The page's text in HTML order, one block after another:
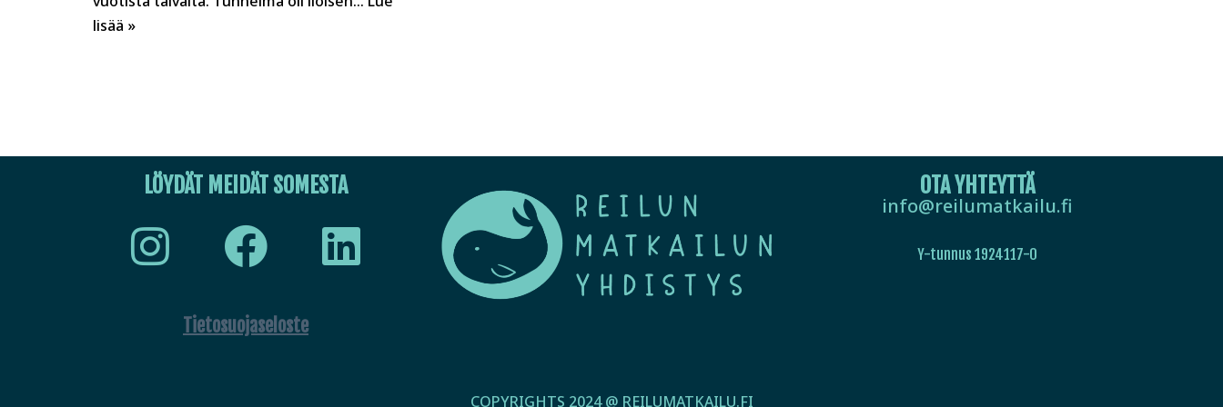
lisää »
LÖYDÄT MEIDÄT SOMESTA
Tietosuojaseloste
OTA YHTEYTTÄ
info@reilumatkailu.fi
Y-tunnus 1924117-0
COPYRIGHTS 2024 @ REILUMATKAILU.FI